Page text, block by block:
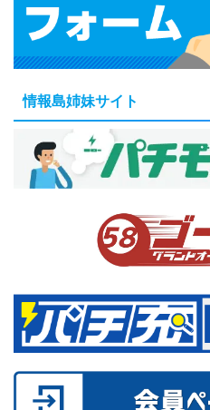
情報島姉妹サイト